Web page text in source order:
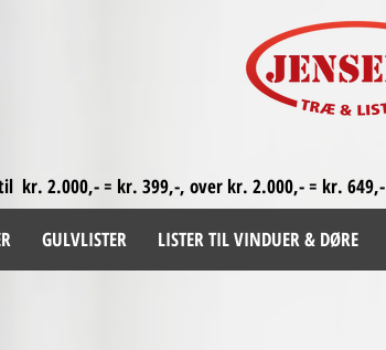
kr. 2.000,- = kr. 399,-, over kr. 2.000,- = kr. 649,-
GULVLISTER LISTER TIL VINDUER & DØRE